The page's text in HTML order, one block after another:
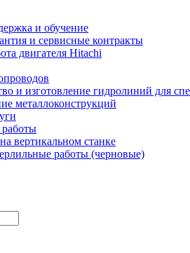
и обучение
и сервисные контракты
двигателя Hitachi
и изготовление гидролиний для
металлоконструкций
вертикальном станке
работы (черновые)